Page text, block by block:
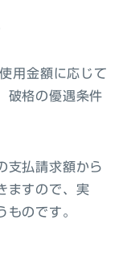
用金額に応じて
破格の優遇条件
支払請求額から
ますので、実
ものです。